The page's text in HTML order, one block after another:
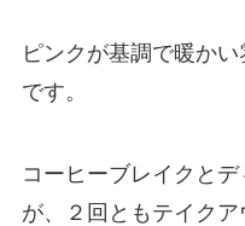
ピンクが基調で暖か
です。
コーヒーブレイクと
が、２回ともテイク